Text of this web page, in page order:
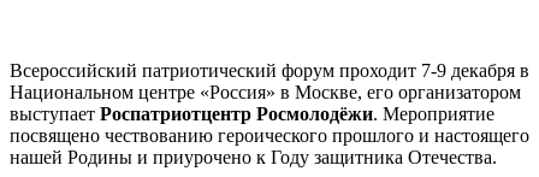
Всероссийский патриотический форум проходит 7-9 декабря в
Национальном центре «Россия» в Москве, его организатором
выступает Роспатриотцентр Росмолодёжи. Мероприятие
посвящено чествованию героического прошлого и настоящего
нашей Родины и приурочено к Году защитника Отечества.